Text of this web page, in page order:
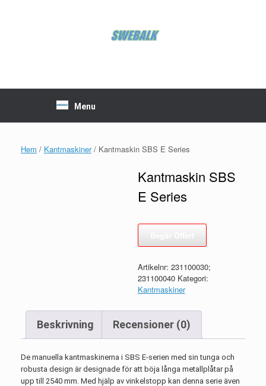
Menu
Hem / Kantmaskiner/ Kantmaskin SBS E Series
Kantmaskin SBS
E Series
Artikelnr: 231100030;
231100040 Kategori:
Kantmaskiner
Beskrivning Recensioner (0)
De manuella kantmaskinerna i SBS E-serien med sin tunga och
robusta design är designade för att böja långa metallplåtar på
upp till 2540 mm. Med hjälp av vinkelstopp kan denna serie även